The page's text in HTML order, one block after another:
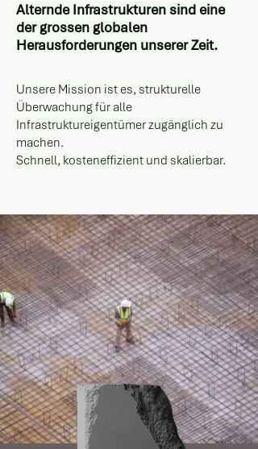
Alternde Infrastrukturen sind eine
der grossen globalen
Herausforderungen unserer Zeit.
Unsere Mission ist es, strukturelle
Überwachung für alle
Infrastruktureigentümer zugänglich zu
machen.
Schnell, kosteneffizient und skalierbar.